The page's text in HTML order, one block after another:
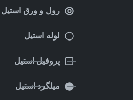
رول و ورق استیل
لوله استیل
پروفیل استیل
میلگرد استیل